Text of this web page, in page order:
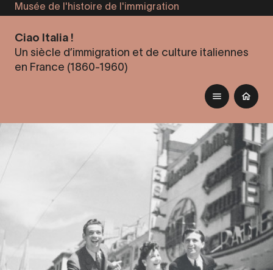
Aller
contenu
principal
Musée de l'histoire de l'immigration
Ciao Italia !
Un siècle d’immigration et de culture italiennes
en France (1860-1960)